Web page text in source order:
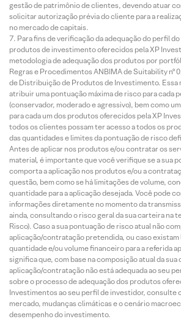
gestão de patrimônio de clientes, devendo atuar
solicitar autorização prévia do cliente para a
no mercado de capitais.
Para fins de verificação da adequação do perfil
produtos de investimento oferecidos pela XP
metodologia de adequação dos produtos por
Regras e Procedimentos ANBIMA de Suitability nº
de Distribuição de Produtos de Investimento.
atribuir uma pontuação máxima de risco para cada
(conservador, moderado e agressivo), bem como
para cada um dos produtos oferecidos pela XP
todos os clientes possam ter acesso a todos os
das quantidades e limites da pontuação de risco
Antes de aplicar nos produtos e/ou contratar os
material, é importante que você verifique se a sua
comporta a aplicação nos produtos e/ou a
questão, bem como se há limitações de volume,
quantidade para a aplicação desejada. Você pode
informações diretamente no momento da
ainda, consultando o risco geral da sua carteira na
Risco). Caso a sua pontuação de risco atual não
aplicação/contratação pretendida, ou caso existam
quantidade e/ou volume financeiro para a referida
significa que, com base na composição atual da
aplicação/contratação não está adequada ao seu
sobre o processo de adequação dos produtos
Investimentos ao seu perfil de investidor, consulte
mercado, mudanças climáticas e o cenário
desempenho do investimento.